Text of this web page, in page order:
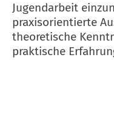
Jugendarbeit
praxisorientierte
theoretische
praktische